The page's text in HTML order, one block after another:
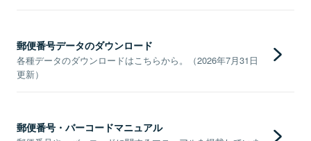
郵便番号データのダウンロード
各種データのダウンロードはこちらから。（2026年7月31日
更新）
郵便番号・バーコードマニュアル